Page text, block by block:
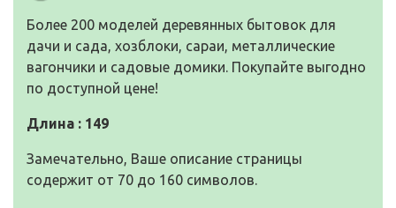
Более 200 моделей деревянных бытовок для
дачи и сада, хозблоки, сараи, металлические
вагончики и садовые домики. Покупайте выгодно
по доступной цене!
Длина : 149
Замечательно, Ваше описание страницы
содержит от 70 до 160 символов.